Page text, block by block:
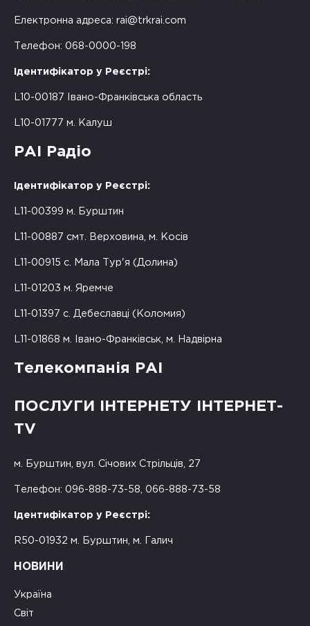
Електронна адреса: rai@trkrai.com
Телефон: 068-0000-198
Ідентифікатор у Реєстрі:
L10-00187 Івано-Франківська область
L10-01777 м. Калуш
РАІ Радіо
Ідентифікатор у Реєстрі:
L11-00399 м. Бурштин
L11-00887 смт. Верховина, м. Косів
L11-00915 с. Мала Тур'я (Долина)
L11-01203 м. Яремче
L11-01397 с. Дебеславці (Коломия)
L11-01868 м. Івано-Франківськ, м. Надвірна
Телекомпанія РАІ
ПОСЛУГИ ІНТЕРНЕТУ ІНТЕРНЕТ-
TV
м. Бурштин, вул. Січових Стрільців, 27
Телефон: 096-888-73-58, 066-888-73-58
Ідентифікатор у Реєстрі:
R50-01932 м. Бурштин, м. Галич
НОВИНИ
Україна
Світ